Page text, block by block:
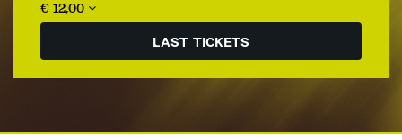
€ 12,00
LAST TICKETS